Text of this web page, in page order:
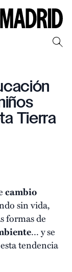
Tierra
cambio
sin vida,
formas de
… y se
tendencia